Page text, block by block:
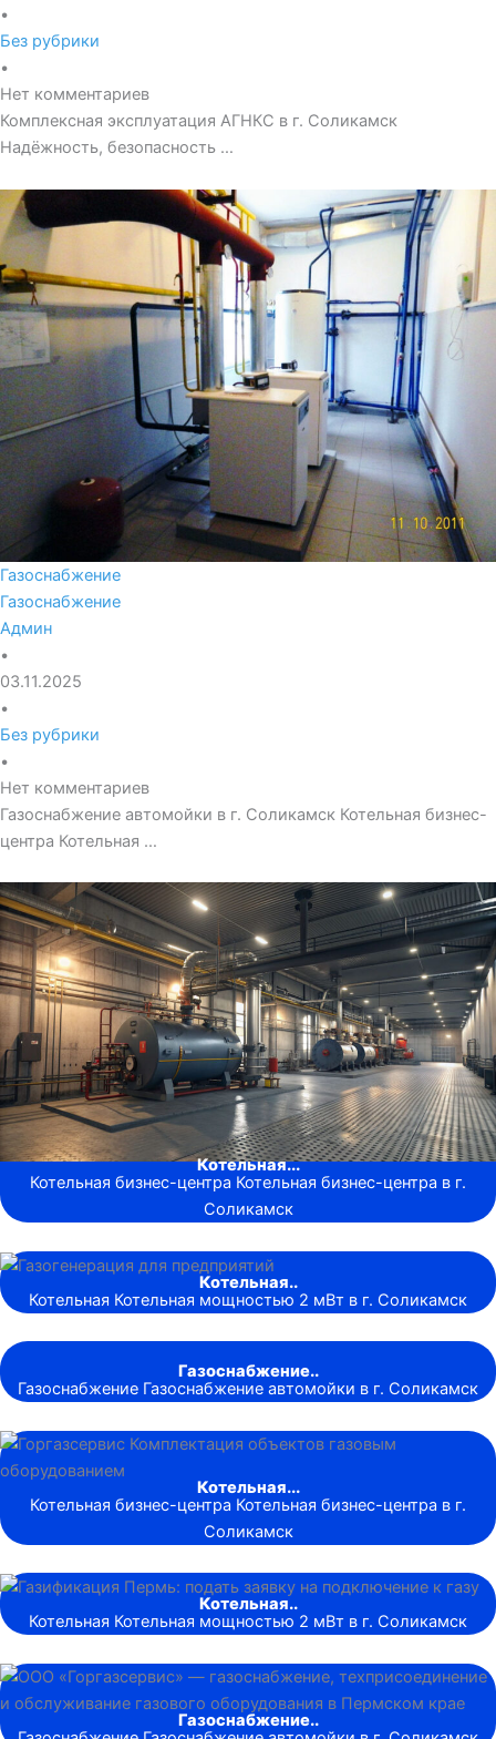
•
Без рубрики
•
Нет комментариев
Комплексная эксплуатация АГНКС в г. Соликамск
Надёжность, безопасность …
Газоснабжение
Газоснабжение
Админ
•
03.11.2025
•
Без рубрики
•
Нет комментариев
Газоснабжение автомойки в г. Соликамск Котельная бизнес-
центра Котельная …
Котельная...
Котельная бизнес-центра Котельная бизнес-центра в г.
Соликамск
Котельная..
Котельная Котельная мощностью 2 мВт в г. Соликамск
Газоснабжение..
Газоснабжение Газоснабжение автомойки в г. Соликамск
Котельная...
Котельная бизнес-центра Котельная бизнес-центра в г.
Соликамск
Котельная..
Котельная Котельная мощностью 2 мВт в г. Соликамск
Газоснабжение..